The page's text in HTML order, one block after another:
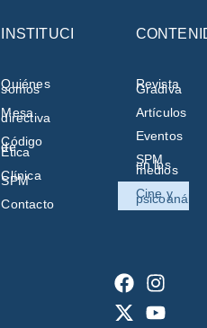
INSTITUCIÓN
Quiénes
somos
Mesa
directiva
Código
de
Ética
Clínica
SPM
Contacto
Revista
Gradiva
Artículos
Eventos
SPM
en los
medios
Cine y